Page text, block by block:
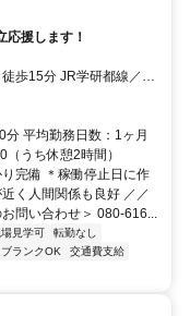
援します！
歩15分 JR学研都線／京
平均勤務日数：1ヶ月
うち休憩2時間）
完備 ＊稼働停止日に作
く人間関係も良好 ／／
問い合わせ＞ 080-616...
見学可
転勤なし
ブランクOK
交通費支給